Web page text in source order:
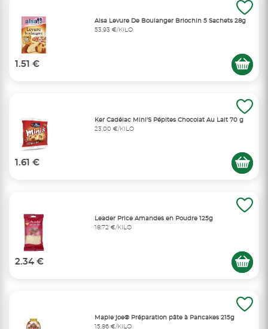
Alsa Levure De Boulanger Briochin 5 Sachets 28g
53,93 €/KILO
1.51 €
Ker Cadélac Mini'S Pépites Chocolat Au Lait 70 g
23,00 €/KILO
1.61 €
Leader Price Amandes en Poudre 125g
18,72 €/KILO
2.34 €
Maple joe® Préparation pâte à Pancakes 215g
15,86 €/KILO